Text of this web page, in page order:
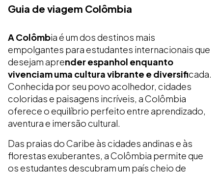
Guia de viagem Colômbia
A Colômbia é um dos destinos mais
empolgantes para estudantes internacionais que
desejam aprender espanhol enquanto
vivenciam uma cultura vibrante e diversificada.
Conhecida por seu povo acolhedor, cidades
coloridas e paisagens incríveis, a Colômbia
oferece o equilíbrio perfeito entre aprendizado,
aventura e imersão cultural.
Das praias do Caribe às cidades andinas e às
florestas exuberantes, a Colômbia permite que
os estudantes descubram um país cheio de